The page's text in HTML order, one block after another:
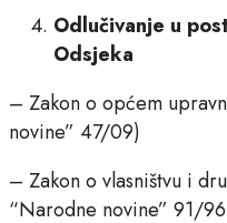
Odlučivanje u
Odsjeka
– Zakon o općem
novine” 47/09)
– Zakon o vlasništvu i
“Narodne novine” 91/